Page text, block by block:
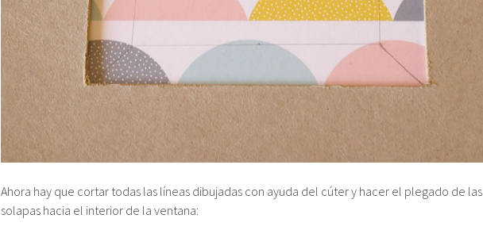
Ahora hay que cortar todas las líneas dibujadas con ayuda del cúter y hacer el plegado de las
solapas hacia el interior de la ventana: